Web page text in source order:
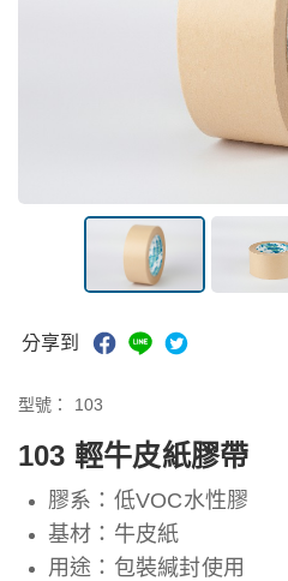
分享到
型號： 103
103 輕牛皮紙膠帶
膠系：低VOC水性膠
基材：牛皮紙
用途：包裝緘封使用